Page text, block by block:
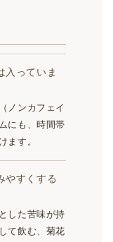
入っていま
ノンカフェイ
にも、時間帯
ます。
やすくする
した苦味が持
て飲む、菊花